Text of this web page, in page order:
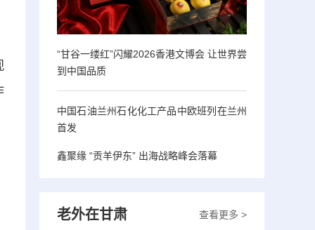
“甘谷一缕红”闪耀2026香港文博会 让世界尝
到中国品质
中国石油兰州石化化工产品中欧班列在兰州
首发
鑫聚缘 “贡羊伊东” 出海战略峰会落幕
查看更多 >
老外在甘肃